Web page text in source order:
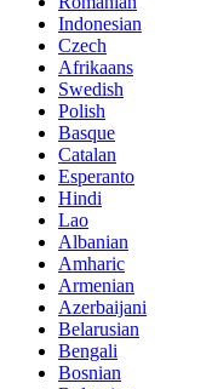
Indonesian
Czech
Afrikaans
Swedish
Polish
Basque
Catalan
Esperanto
Hindi
Lao
Albanian
Amharic
Armenian
Azerbaijani
Belarusian
Bengali
Bosnian